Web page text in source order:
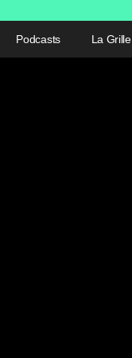
Podcasts La Grille